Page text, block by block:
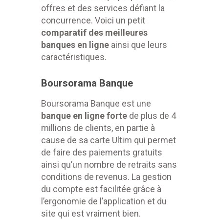
offres et des services défiant la
concurrence. Voici un petit
comparatif des meilleures
banques en ligne ainsi que leurs
caractéristiques.
Boursorama Banque
Boursorama Banque est une
banque en ligne forte de plus de 4
millions de clients, en partie à
cause de sa carte Ultim qui permet
de faire des paiements gratuits
ainsi qu’un nombre de retraits sans
conditions de revenus. La gestion
du compte est facilitée grâce à
l’ergonomie de l’application et du
site qui est vraiment bien.